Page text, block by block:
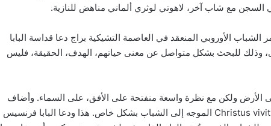
مع شاب آخر، لاهوتي لوثري ألماني مناهض للنازية.
الأوروبي المنعقد في العاصمة التشيكية براج دعا قداسة البابا
وذلك للبحث بشكل متواصل عن معنى حياتهم، الهدف، الحقيقة، فليس
الأرض ولكن مع نظرة واسعة منفتحة على الأفق، على السماء. وأضاف
أنه يمكن أن تساعدهم في هذا قراءة الإرشاد الرسولي Christus vivit الموجه إلى الشباب بشكل خاص. هذا ودعا البابا فرنسيس
لبنان: 100 ألف طفل قد لا يعودون إلى
المدارس مع بداية العام الدراسي